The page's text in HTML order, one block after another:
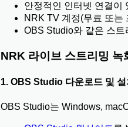
안정적인 인터넷 연결이
NRK TV 계정(무료 또는
OBS Studio와 같은 스
NRK 라이브 스트리밍 녹
1. OBS Studio 다운로드 및 설
OBS Studio는 Windows,